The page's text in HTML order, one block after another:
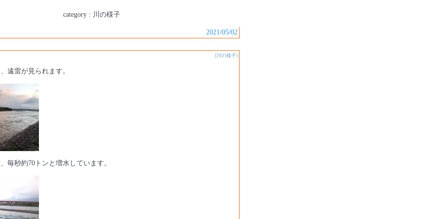
category : 川の様子
2021/05/02
[川の様子]
遠雷が見られます。
毎秒約70トンと増水しています。